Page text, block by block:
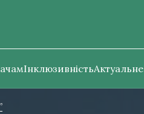
ІнклюзивністьАктуальне